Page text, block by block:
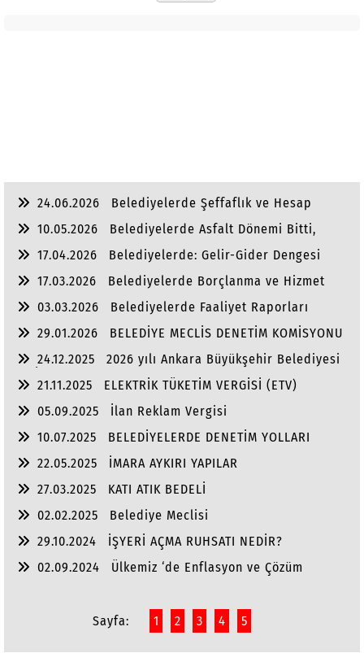
24.06.2026
Belediyelerde Şeffaflık ve Hesap
10.05.2026
Belediyelerde Asfalt Dönemi Bitti,
17.04.2026
Belediyelerde: Gelir-Gider Dengesi
17.03.2026
Belediyelerde Borçlanma ve Hizmet
03.03.2026
Belediyelerde Faaliyet Raporları
29.01.2026
BELEDİYE MECLİS DENETİM KOMİSYONU
24.12.2025
2026 yılı Ankara Büyükşehir Belediyesi
ve İlçe Belediye Bütçeleri
21.11.2025
ELEKTRİK TÜKETİM VERGİSİ (ETV)
05.09.2025
İlan Reklam Vergisi
10.07.2025
BELEDİYELERDE DENETİM YOLLARI
22.05.2025
İMARA AYKIRI YAPILAR
27.03.2025
KATI ATIK BEDELİ
02.02.2025
Belediye Meclisi
29.10.2024
İŞYERİ AÇMA RUHSATI NEDİR?
02.09.2024
Ülkemiz ‘de Enflasyon ve Çözüm
Sayfa: 1 2 3 4 5